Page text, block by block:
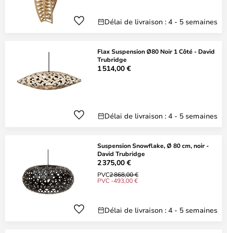
Délai de livraison : 4 - 5 semaines
Flax Suspension Ø80 Noir 1 Côté - David
Trubridge
1 514,00 €
Délai de livraison : 4 - 5 semaines
Suspension Snowflake, Ø 80 cm, noir -
David Trubridge
2 375,00 €
PVC2 868,00 €
PVC -493,00 €
Délai de livraison : 4 - 5 semaines